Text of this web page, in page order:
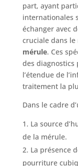
part, ayant
internationales
échanger avec
cruciale dans
mérule. Ces
des
l’étendue de
traitement la
Dans le cadre
La source
de la mérule.
La présence
pourriture